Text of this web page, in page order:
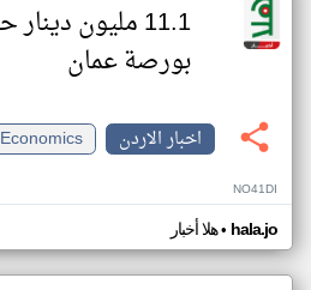
11.1 مليون
بورصة عمان
اخبار الاردن
Economics
NO41DI
هلا أخبار• hala.jo